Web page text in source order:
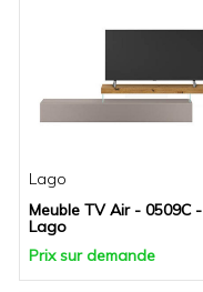
Lago
Meuble TV Air - 0509C -
Lago
Prix sur demande